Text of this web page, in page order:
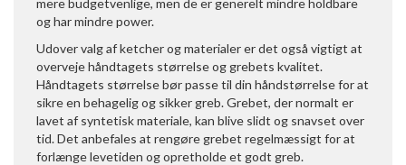
og har mindre power.
Udover valg af ketcher og materialer er det også vigtigt at
overveje håndtagets størrelse og grebets kvalitet.
Håndtagets størrelse bør passe til din håndstørrelse for at
sikre en behagelig og sikker greb. Grebet, der normalt er
lavet af syntetisk materiale, kan blive slidt og snavset over
tid. Det anbefales at rengøre grebet regelmæssigt for at
forlænge levetiden og opretholde et godt greb.